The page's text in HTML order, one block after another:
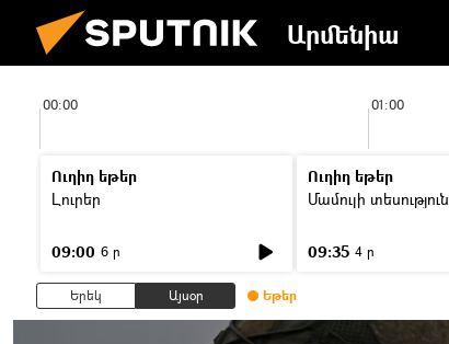
Արմենիա
00:00 01:00
Ուղիղ եթեր
Լուրեր
09:00 6 ր
Ուղիղ եթեր
Մամուլի տեսություն
09:35 4 ր
Երեկ Այսօր Եթեր